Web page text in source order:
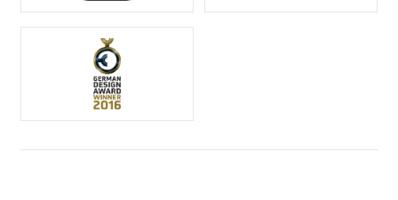
2회 이용가능한 칼날
컷팅 깊이 (16 mm)
부드러운 그립
카펫
랩핑, 스트레치, 수축 호일
자문 서비스